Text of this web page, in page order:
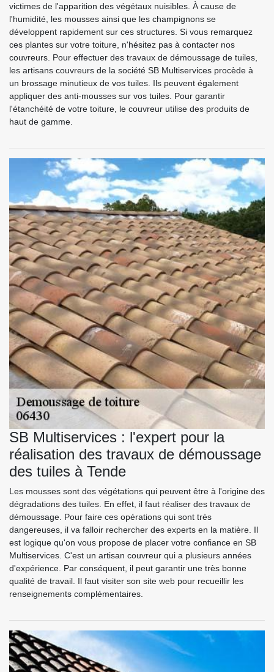
victimes de l'apparition des végétaux nuisibles. À cause de
l'humidité, les mousses ainsi que les champignons se
développent rapidement sur ces structures. Si vous remarquez
ces plantes sur votre toiture, n'hésitez pas à contacter nos
couvreurs. Pour effectuer des travaux de démoussage de tuiles,
les artisans couvreurs de la société SB Multiservices procède à
un brossage minutieux de vos tuiles. Ils peuvent également
appliquer des anti-mousses sur vos tuiles. Pour garantir
l'étanchéité de votre toiture, le couvreur utilise des produits de
haut de gamme.
SB Multiservices : l'expert pour la
réalisation des travaux de démoussage
des tuiles à Tende
Les mousses sont des végétations qui peuvent être à l'origine des
dégradations des tuiles. En effet, il faut réaliser des travaux de
démoussage. Pour faire ces opérations qui sont très
dangereuses, il va falloir rechercher des experts en la matière. Il
est logique qu'on vous propose de placer votre confiance en SB
Multiservices. C'est un artisan couvreur qui a plusieurs années
d'expérience. Par conséquent, il peut garantir une très bonne
qualité de travail. Il faut visiter son site web pour recueillir les
renseignements complémentaires.